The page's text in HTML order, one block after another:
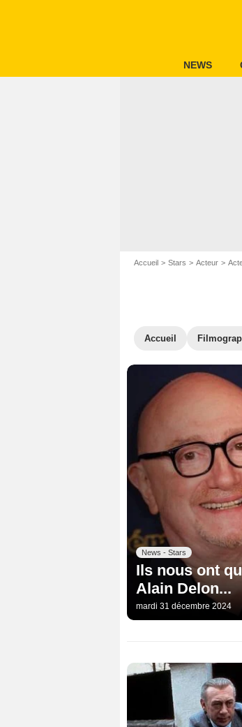
NEWS
Accueil Stars Acteur
Accueil
News - Stars
Ils nous ont
Alain Delon...
mardi 31 décembre 2024